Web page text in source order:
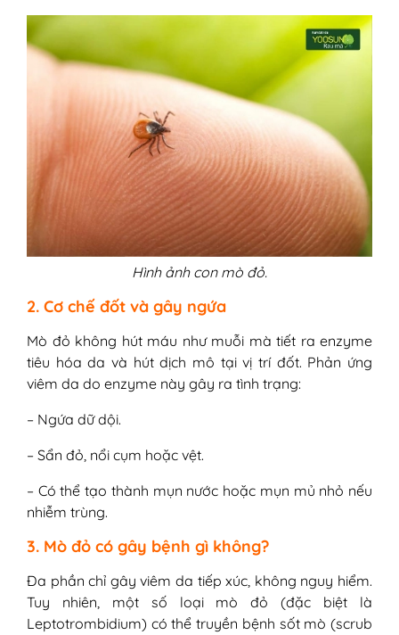
Hình ảnh con mò đỏ.
2. Cơ chế đốt và gây ngứa
Mò đỏ không hút máu như muỗi mà tiết ra enzyme
tiêu hóa da và hút dịch mô tại vị trí đốt. Phản ứng
viêm da do enzyme này gây ra tình trạng:
– Ngứa dữ dội.
– Sẩn đỏ, nổi cụm hoặc vệt.
– Có thể tạo thành mụn nước hoặc mụn mủ nhỏ nếu
nhiễm trùng.
3. Mò đỏ có gây bệnh gì không?
Đa phần chỉ gây viêm da tiếp xúc, không nguy hiểm.
Tuy nhiên, một số loại mò đỏ (đặc biệt là
Leptotrombidium) có thể truyền bệnh sốt mò (scrub